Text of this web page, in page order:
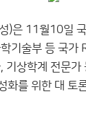
)은 11월10일
기술부 등 국가
기상학계 전문
화를 위한 대 토